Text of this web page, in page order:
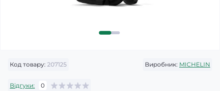
Код товару: 207125 Виробник: MICHELIN
Відгуки: 0